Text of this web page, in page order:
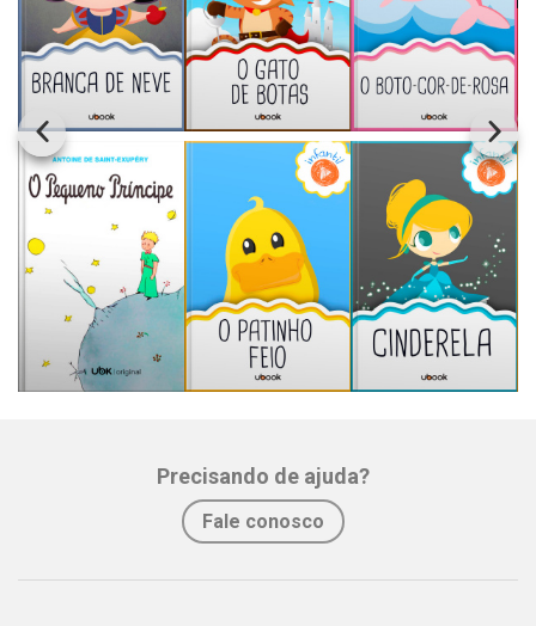
Precisando de ajuda?
Fale conosco